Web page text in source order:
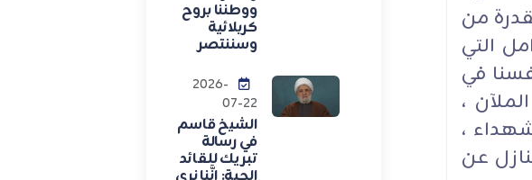
من
التي
في
،
،
عن
ووطننا بروح
كربلائية
وسننتصر
2026-
07-22
الشيخ قاسم
في رسالة
تبريك للقائد